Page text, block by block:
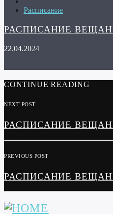
Расписание
РАСПИСАНИЕ
22.04.2024
CONTINUE READING
NEXT POST
РАСПИСАНИЕ
PREVIOUS POST
РАСПИСАНИЕ